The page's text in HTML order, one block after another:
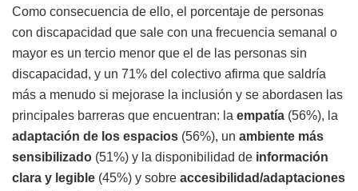
Como consecuencia de ello, el porcentaje de personas
con discapacidad que sale con una frecuencia semanal o
mayor es un tercio menor que el de las personas sin
discapacidad, y un 71% del colectivo afirma que saldría
más a menudo si mejorase la inclusión y se abordasen las
principales barreras que encuentran: la empatía (56%), la
adaptación de los espacios (56%), un ambiente más
sensibilizado (51%) y la disponibilidad de información
clara y legible (45%) y sobre accesibilidad/adaptaciones